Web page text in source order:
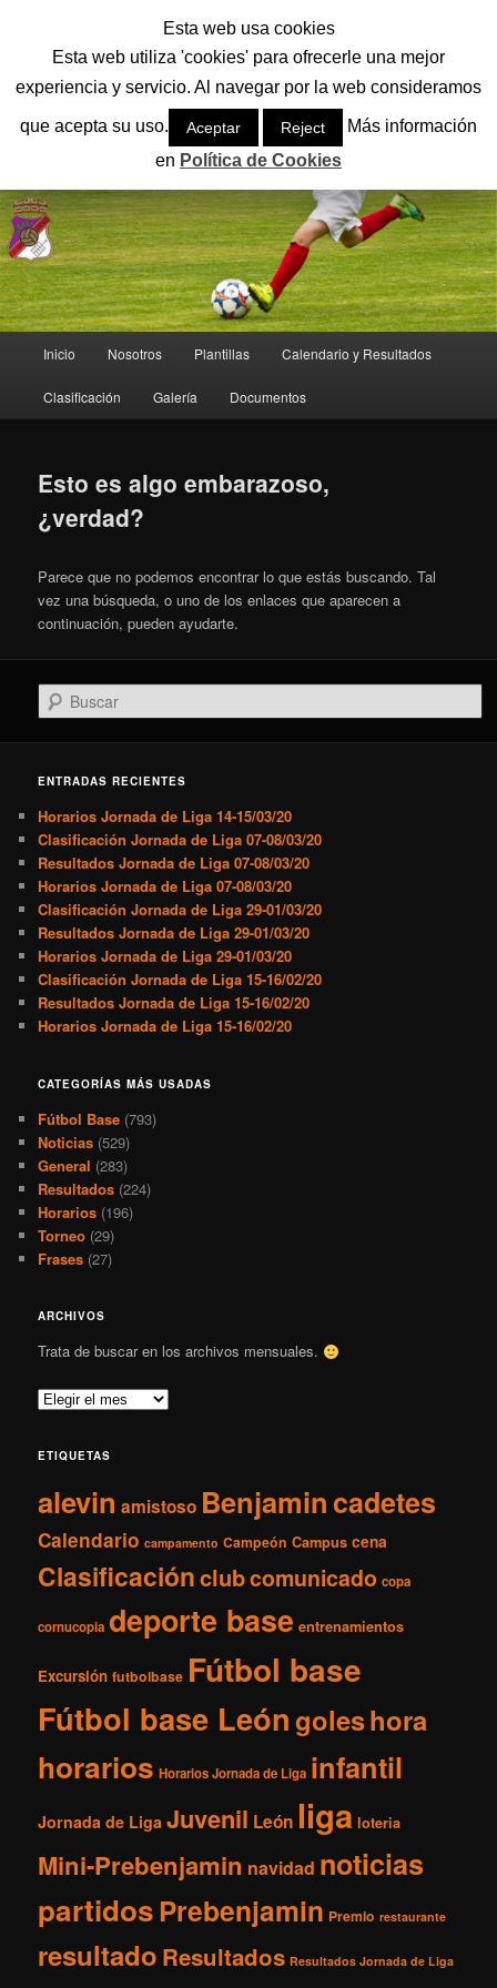
contenido
principal
contenido
secundario
CD SAN LORENZO
El mejor equipo del fútbol base de León
principal
Inicio Nosotros Plantillas Calendario y Resultados
Clasificación Galería Documentos
Esto es algo embarazoso,
¿verdad?
Parece que no podemos encontrar lo que estás buscando. Tal
vez una búsqueda, o uno de los enlaces que aparecen a
continuación, pueden ayudarte.
Buscar
ENTRADAS RECIENTES
Horarios Jornada de Liga 14-15/03/20
Clasificación Jornada de Liga 07-08/03/20
Resultados Jornada de Liga 07-08/03/20
Horarios Jornada de Liga 07-08/03/20
Clasificación Jornada de Liga 29-01/03/20
Resultados Jornada de Liga 29-01/03/20
Horarios Jornada de Liga 29-01/03/20
Clasificación Jornada de Liga 15-16/02/20
Resultados Jornada de Liga 15-16/02/20
Horarios Jornada de Liga 15-16/02/20
CATEGORÍAS MÁS USADAS
Fútbol Base (793)
Noticias (529)
General (283)
Resultados (224)
Horarios (196)
Torneo (29)
Frases (27)
ARCHIVOS
Trata de buscar en los archivos mensuales.
A
v
o
ETIQUETAS
alevin amistoso Benjamincadetes
Calendario campamento Campeón Campus cena
Clasificaciónclubcomunicado copa
cornucopia deporte base entrenamientos
Excursión futbolbase Fútbol base
Fútbol base Leóngoleshora
horarios Horarios Jornada de Liga infantil
Jornada de Liga Juvenil León liga loteria
Mini-Prebenjamin navidad noticias
partidosPrebenjamin Premio restaurante
resultado Resultados Resultados Jornada de Liga
Esta web usa cookies
Esta web utiliza 'cookies' para ofrecerle una mejor
experiencia y servicio. Al navegar por la web consideramos
que acepta su uso. Aceptar Reject
Más información
en Política de Cookies